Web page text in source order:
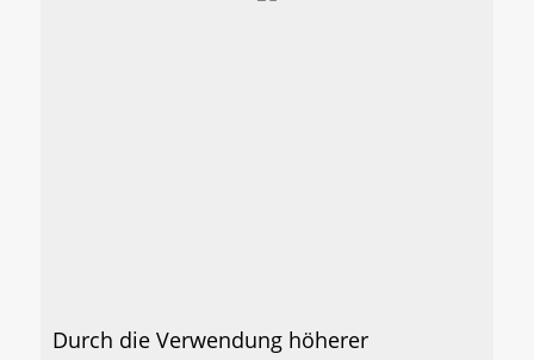
Durch die Verwendung höherer